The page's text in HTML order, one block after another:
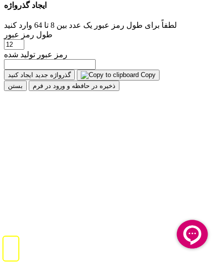
ایجاد گذرواژه
لطفاً برای طول رمز عبور یک عدد بین 8 تا 64 وارد کنید
طول رمز عبور
رمز عبور تولید شده
گذرواژه جدید ایجاد کنید
Copy
بستن
ذخیره در حافظه و ورود در فرم